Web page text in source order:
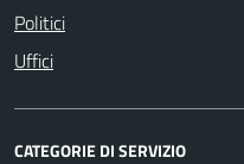
Politici
Uffici
CATEGORIE DI SERVIZIO